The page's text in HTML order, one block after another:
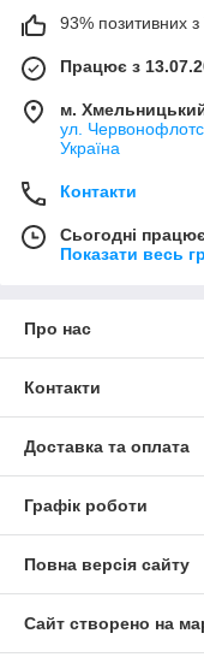
93% позитивних з
Працює з
м.
ул.
Україна
Контакти
Сьогодні
Показати весь
Про нас
Контакти
Доставка та оплата
Графік роботи
Повна версія сайту
Сайт створено на